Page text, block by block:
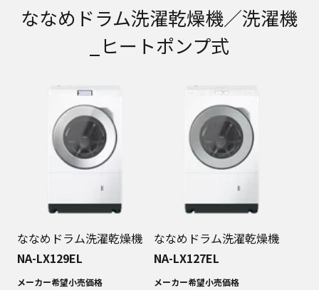
ななめドラム洗濯乾燥機／洗濯機
_ヒートポンプ式
ななめドラム洗濯乾燥機
NA-LX129EL
メーカー希望小売価格
ななめドラム洗濯乾燥機
NA-LX127EL
メーカー希望小売価格